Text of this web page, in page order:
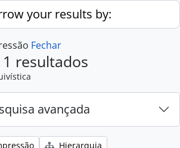
your results by:
Fechar
resultados
avançada
Hierarquia